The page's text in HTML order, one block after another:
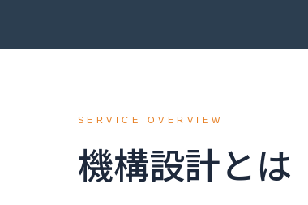
SERVICE OVERVIEW
機構設計とは